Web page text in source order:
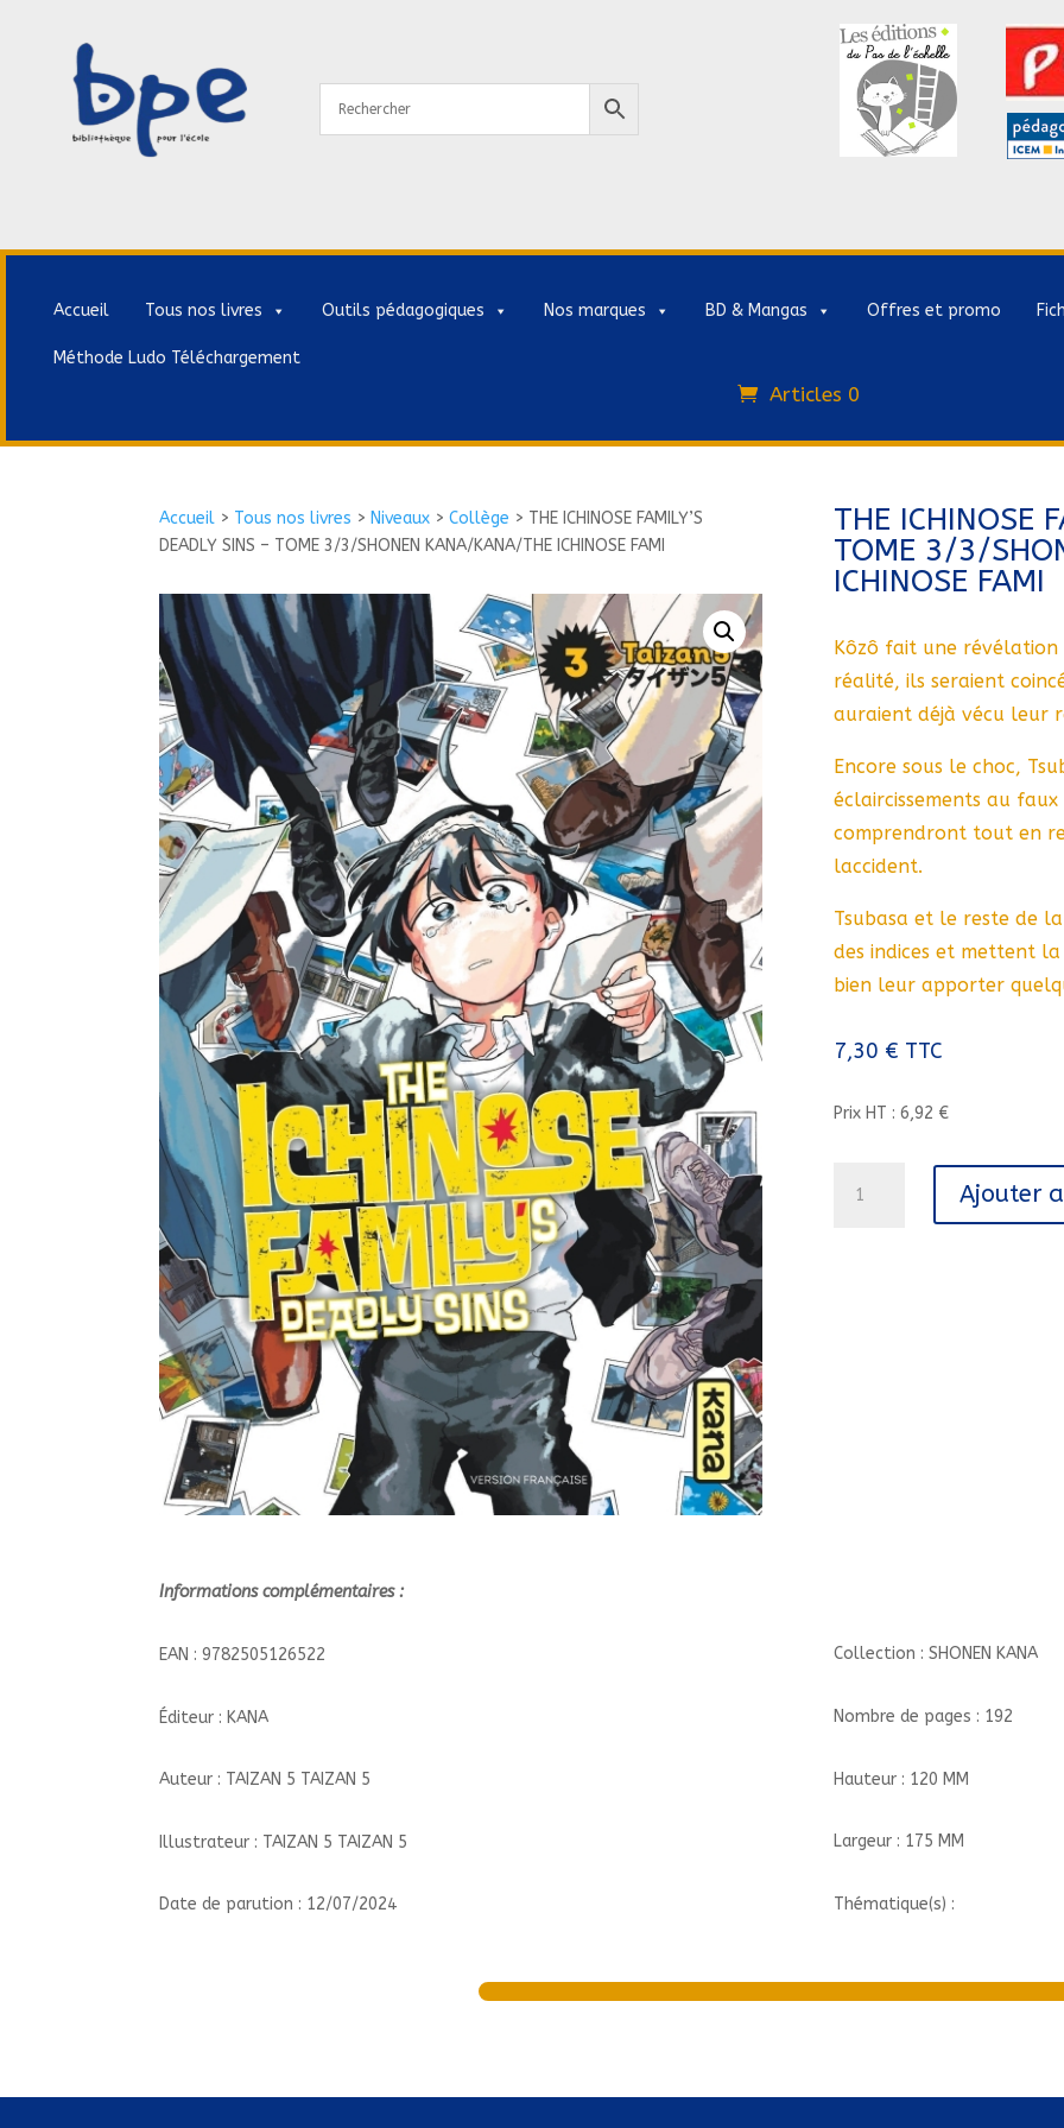
Accueil Tous nos livres Outils pédagogiques Nos marques BD & Mangas Offres et promo
Méthode Ludo Téléchargement
Articles 0
Accueil > Tous nos livres > Niveaux >Collège > THE ICHINOSE FAMILY’S
DEADLY SINS – TOME 3/3/SHONEN KANA/KANA/THE ICHINOSE FAMI
THE ICHINOSE
TOME 3/3/
ICHINOSE FAMI
Kôzô fait une révélation
réalité, ils seraient
auraient déjà vécu leur
Encore sous le choc,
éclaircissements au faux
comprendront tout en
laccident.
Tsubasa et le reste de
des indices et mettent
bien leur apporter
7,30 € TTC
Prix HT : 6,92 €
Ajouter
Informations complémentaires :
EAN : 9782505126522
Éditeur : KANA
Auteur : TAIZAN 5 TAIZAN 5
Illustrateur : TAIZAN 5 TAIZAN 5
Date de parution : 12/07/2024
Collection : SHONEN KANA
Nombre de pages : 192
Hauteur : 120 MM
Largeur : 175 MM
Thématique(s) :